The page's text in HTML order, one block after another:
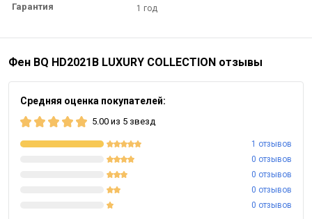
Гарантия 1 год
Фен BQ HD2021B LUXURY COLLECTION отзывы
Средняя оценка покупателей:
5.00 из 5 звезд
1 отзывов
0 отзывов
0 отзывов
0 отзывов
0 отзывов